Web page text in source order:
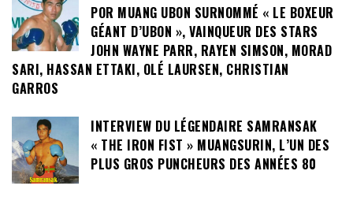
POR MUANG UBON SURNOMMÉ « LE BOXEUR
GÉANT D’UBON », VAINQUEUR DES STARS
JOHN WAYNE PARR, RAYEN SIMSON, MORAD
SARI, HASSAN ETTAKI, OLÉ LAURSEN, CHRISTIAN
GARROS
INTERVIEW DU LÉGENDAIRE SAMRANSAK
« THE IRON FIST » MUANGSURIN, L’UN DES
PLUS GROS PUNCHEURS DES ANNÉES 80